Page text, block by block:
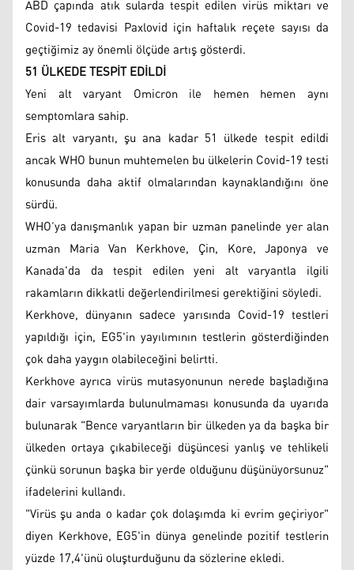
ABD çapında atık sularda tespit edilen virüs miktarı ve
Covid-19 tedavisi Paxlovid için haftalık reçete sayısı da
geçtiğimiz ay önemli ölçüde artış gösterdi.
51 ÜLKEDE TESPİT EDİLDİ
Yeni alt varyant Omicron ile hemen hemen aynı
semptomlara sahip.
Eris alt varyantı, şu ana kadar 51 ülkede tespit edildi
ancak WHO bunun muhtemelen bu ülkelerin Covid-19 testi
konusunda daha aktif olmalarından kaynaklandığını öne
sürdü.
WHO’ya danışmanlık yapan bir uzman panelinde yer alan
uzman Maria Van Kerkhove, Çin, Kore, Japonya ve
Kanada'da da tespit edilen yeni alt varyantla ilgili
rakamların dikkatli değerlendirilmesi gerektiğini söyledi.
Kerkhove, dünyanın sadece yarısında Covid-19 testleri
yapıldığı için, EG5'in yayılımının testlerin gösterdiğinden
çok daha yaygın olabileceğini belirtti.
Kerkhove ayrıca virüs mutasyonunun nerede başladığına
dair varsayımlarda bulunulmaması konusunda da uyarıda
bulunarak "Bence varyantların bir ülkeden ya da başka bir
ülkeden ortaya çıkabileceği düşüncesi yanlış ve tehlikeli
çünkü sorunun başka bir yerde olduğunu düşünüyorsunuz"
ifadelerini kullandı.
"Virüs şu anda o kadar çok dolaşımda ki evrim geçiriyor"
diyen Kerkhove, EG5'in dünya genelinde pozitif testlerin
yüzde 17,4'ünü oluşturduğunu da sözlerine ekledi.